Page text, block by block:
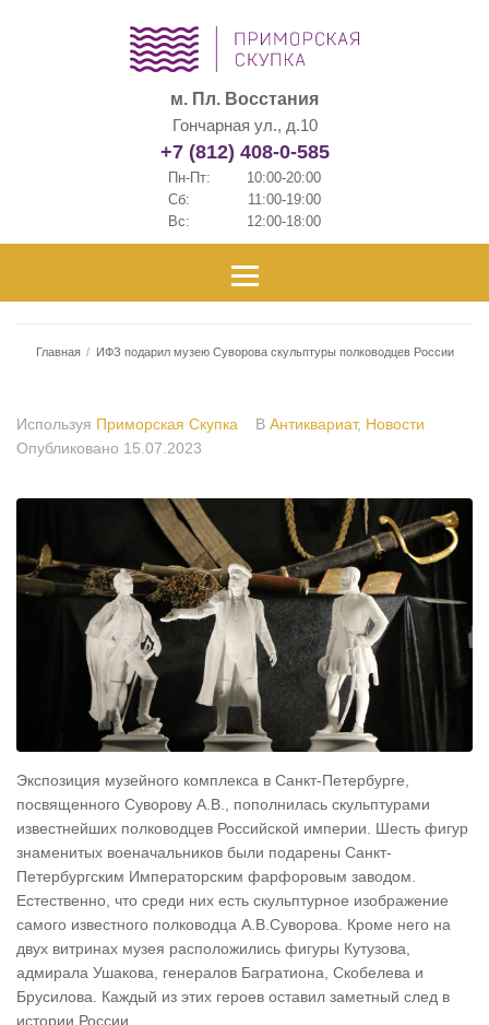
м. Пл. Восстания
Гончарная ул., д.10
+7 (812) 408-0-585
Пн-Пт:
10:00-20:00
Сб:
11:00-19:00
Вс:
12:00-18:00
Главная / ИФЗ подарил музею Суворова скульптуры полководцев России
Используя Приморская Скупка В Антиквариат, Новости
Опубликовано 15.07.2023
Экспозиция музейного комплекса в Санкт-Петербурге,
посвященного Суворову А.В., пополнилась скульптурами
известнейших полководцев Российской империи. Шесть фигур
знаменитых военачальников были подарены Санкт-
Петербургским Императорским фарфоровым заводом.
Естественно, что среди них есть скульптурное изображение
самого известного полководца А.В.Суворова. Кроме него на
двух витринах музея расположились фигуры Кутузова,
адмирала Ушакова, генералов Багратиона, Скобелева и
Брусилова. Каждый из этих героев оставил заметный след в
истории России.